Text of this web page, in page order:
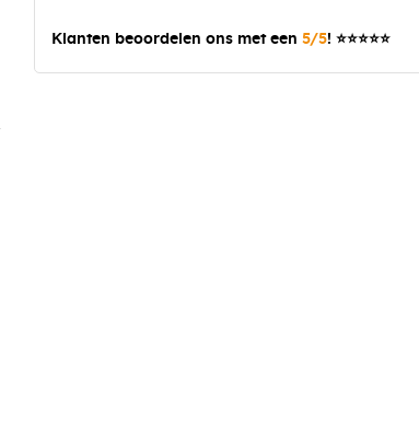
Klanten beoordelen ons met een 5/5! ⭐⭐⭐⭐⭐